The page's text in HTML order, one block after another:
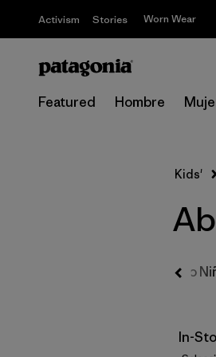
Activism Stories Worn Wear
Featured Hombre
Kids'
Todo
In-